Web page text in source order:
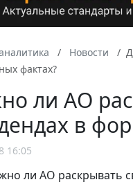
Новости
фактах?
ли АО
в
16:05